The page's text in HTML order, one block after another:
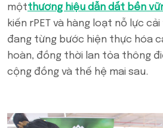
mộtthương hiệu dẫn dắt bền
kiến rPET và hàng loạt nỗ lực
đang từng bước hiện thực hóa
hoàn, đồng thời lan tỏa thông
cộng đồng và thế hệ mai sau.